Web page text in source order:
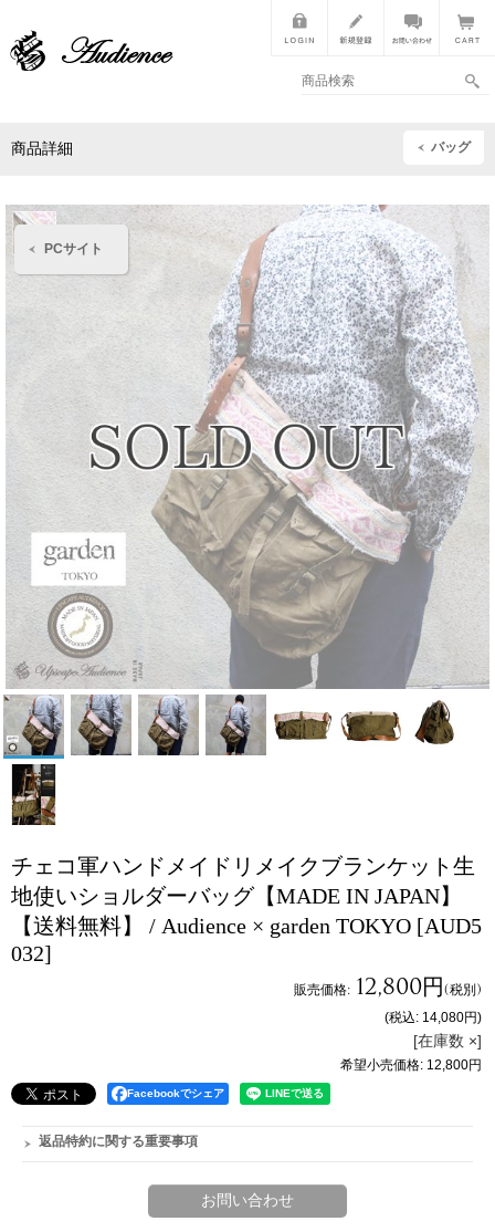
PCサイト
商品詳細 バッグ
チェコ軍ハンドメイドリメイクブランケット生
地使いショルダーバッグ【MADE IN JAPAN】
【送料無料】 / Audience × garden TOKYO [AUD5
032]
販売価格: 12,800円(税別)
(税込: 14,080円)
[在庫数 ×]
希望小売価格: 12,800円
Facebookでシェア
返品特約に関する重要事項